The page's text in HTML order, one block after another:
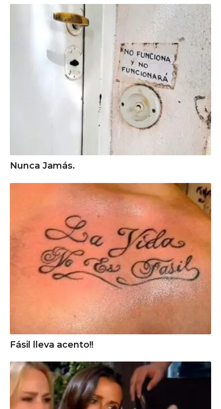
Nunca Jamás.
Fásil lleva acento!!